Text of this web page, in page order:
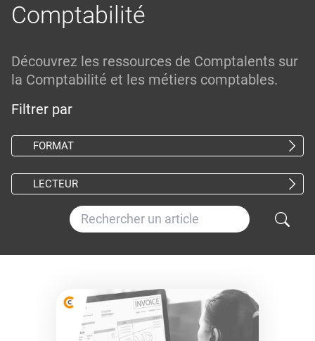
Comptabilité
Découvrez les ressources de Comptalents sur
la Comptabilité et les métiers comptables.
Filtrer par
FORMAT
LECTEUR